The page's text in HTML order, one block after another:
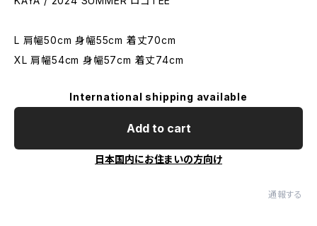
L 肩幅50cm 身幅55cm 着丈70cm
XL 肩幅54cm 身幅57cm 着丈74cm
International shipping available
Add to cart
日本国内にお住まいの方向け
通報する